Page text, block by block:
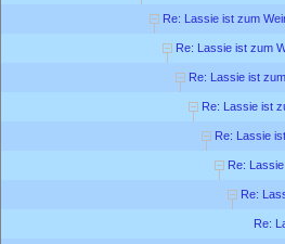
Re: Lassie ist zum
Re: Lassie ist zum
Re: Lassie ist
Re: Lassie ist
Re: Lassie
Re:
Re:
Re: